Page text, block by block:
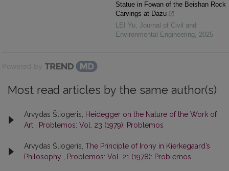
Statue in Fowan of the Beishan Rock
Carvings at Dazu
LEI Yu Journal of Civil and
Environmental Engineering
2025
Powered by
Most read articles by the same author(s)
Arvydas Šliogeris, Heidegger on the Nature of the Work of
Art
Problemos: Vol. 23 (1979): Problemos
Arvydas Šliogeris, The Principle of Irony in Kierkegaard’s
Philosophy
Problemos: Vol. 21 (1978): Problemos